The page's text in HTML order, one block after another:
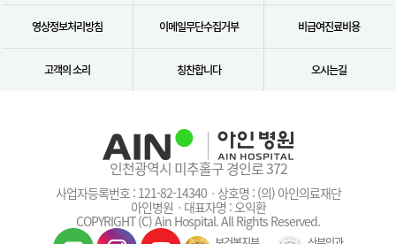
영상정보처리방침 이메일무단수집거부 비급여진료비용
고객의 소리 칭찬합니다 오시는길
인천광역시 미추홀구 경인로 372
사업자등록번호 : 121-82-14340ㆍ상호명 : (의) 아인의료재단
아인병원ㆍ대표자명 : 오익환
COPYRIGHT (C) Ain Hospital. All Rights Reserved.